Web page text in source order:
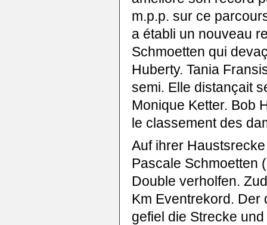
m.p.p. sur ce
a établi un nouveau
Schmoetten qui
Huberty. Tania
semi. Elle distançait
Monique Ketter. Bob
le classement des
Auf ihrer
Pascale Schmoetten
Double verholfen.
Km Eventrekord. Der
gefiel die Strecke